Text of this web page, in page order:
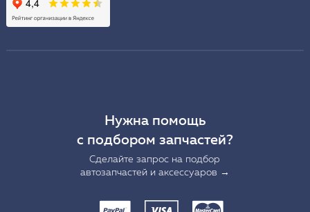
Нужна помощь
с подбором запчастей?
Сделайте запрос на подбор
автозапчастей и аксессуаров →